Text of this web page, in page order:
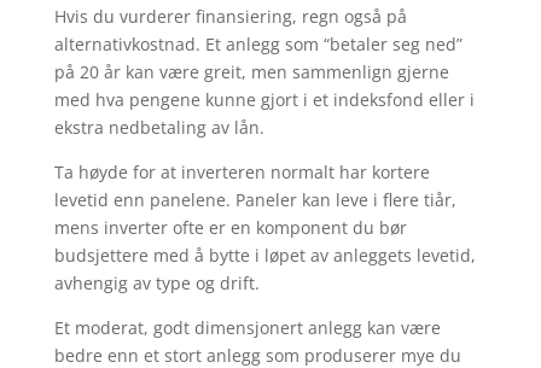
Hvis du vurderer finansiering, regn også på
alternativkostnad. Et anlegg som “betaler seg ned”
på 20 år kan være greit, men sammenlign gjerne
med hva pengene kunne gjort i et indeksfond eller i
ekstra nedbetaling av lån.
Ta høyde for at inverteren normalt har kortere
levetid enn panelene. Paneler kan leve i flere tiår,
mens inverter ofte er en komponent du bør
budsjettere med å bytte i løpet av anleggets levetid,
avhengig av type og drift.
Et moderat, godt dimensjonert anlegg kan være
bedre enn et stort anlegg som produserer mye du